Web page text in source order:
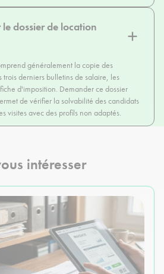
dossier de location
généralement la copie des
derniers bulletins de salaire, les
d'imposition. Demander ce dossier
de vérifier la solvabilité des candidats
visites avec des profils non adaptés.
intéresser